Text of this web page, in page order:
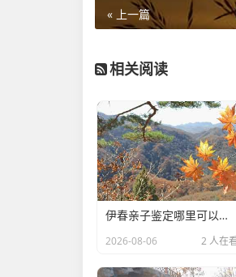
« 上一篇
相关阅读
伊春亲子鉴定哪里可以做(DNA亲子鉴定公司都有哪些)
2026-08-06 2 人在